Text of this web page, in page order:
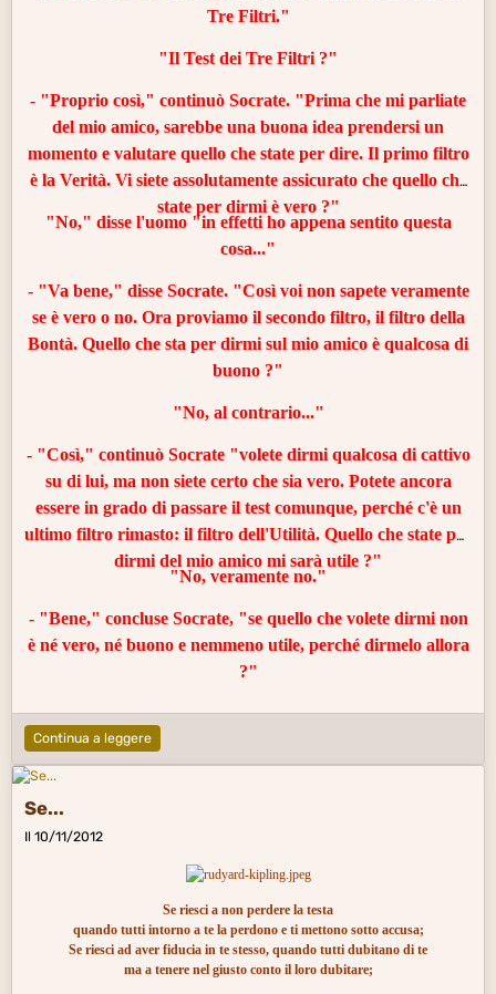
Tre Filtri."
"Il Test dei Tre Filtri ?"
- "Proprio così," continuò Socrate. "Prima che mi parliate
del mio amico, sarebbe una buona idea prendersi un
momento e valutare quello che state per dire. Il primo filtro
è la Verità. Vi siete assolutamente assicurato che quello che
state per dirmi è vero ?"
"No," disse l'uomo "in effetti ho appena sentito questa
cosa..."
- "Va bene," disse Socrate. "Così voi non sapete veramente
se è vero o no. Ora proviamo il secondo filtro, il filtro della
Bontà. Quello che sta per dirmi sul mio amico è qualcosa di
buono ?"
"No, al contrario..."
- "Così," continuò Socrate "volete dirmi qualcosa di cattivo
su di lui, ma non siete certo che sia vero. Potete ancora
essere in grado di passare il test comunque, perché c'è un
ultimo filtro rimasto: il filtro dell'Utilità. Quello che state per
dirmi del mio amico mi sarà utile ?"
"No, veramente no."
- "Bene," concluse Socrate, "se quello che volete dirmi non
è né vero, né buono e nemmeno utile, perché dirmelo allora
?"
Continua a leggere
Se...
Il 10/11/2012
Se riesci a non perdere la testa
quando tutti intorno a te la perdono e ti mettono sotto accusa;
Se riesci ad aver fiducia in te stesso, quando tutti dubitano di te
ma a tenere nel giusto conto il loro dubitare;